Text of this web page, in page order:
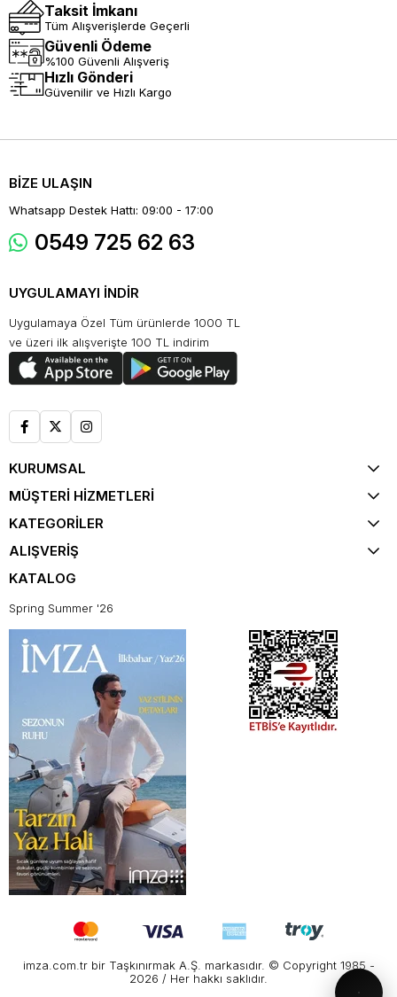
Taksit İmkanı
Tüm Alışverişlerde Geçerli
Güvenli Ödeme
%100 Güvenli Alışveriş
Hızlı Gönderi
Güvenilir ve Hızlı Kargo
BİZE ULAŞIN
Whatsapp Destek Hattı: 09:00 - 17:00
0549 725 62 63
UYGULAMAYI İNDİR
Uygulamaya Özel Tüm ürünlerde 1000 TL
ve üzeri ilk alışverişte 100 TL indirim
KURUMSAL
MÜŞTERİ HİZMETLERİ
KATEGORİLER
ALIŞVERİŞ
KATALOG
Spring Summer '26
imza.com.tr bir Taşkınırmak A.Ş. markasıdır. © Copyright 1985 -
2026 / Her hakkı saklıdır.